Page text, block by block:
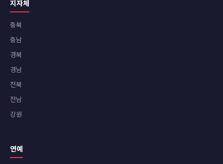
지자체
충북
충남
경북
경남
전북
전남
강원
연예